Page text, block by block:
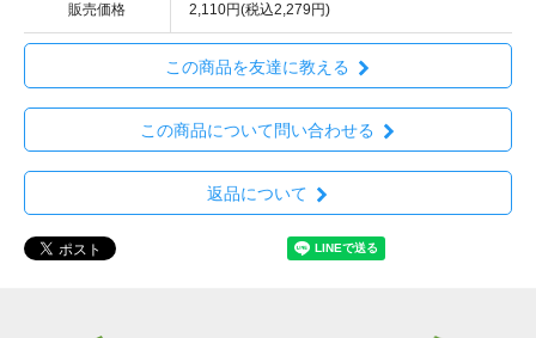
販売価格 2,110円(税込2,279円)
この商品を友達に教える
この商品について問い合わせる
返品について